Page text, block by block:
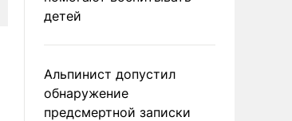
детей
Альпинист допустил
обнаружение
предсмертной записки